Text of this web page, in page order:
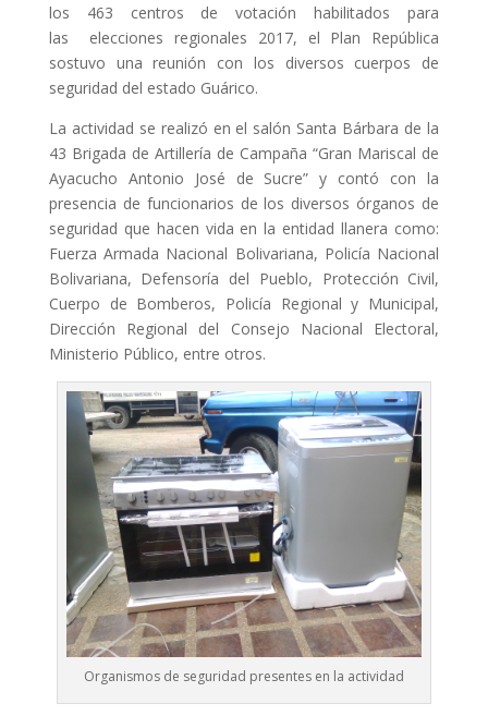
los 463 centros de votación habilitados para
las elecciones regionales 2017, el Plan República
sostuvo una reunión con los diversos cuerpos de
seguridad del estado Guárico.
La actividad se realizó en el salón Santa Bárbara de la
43 Brigada de Artillería de Campaña “Gran Mariscal de
Ayacucho Antonio José de Sucre” y contó con la
presencia de funcionarios de los diversos órganos de
seguridad que hacen vida en la entidad llanera como:
Fuerza Armada Nacional Bolivariana, Policía Nacional
Bolivariana, Defensoría del Pueblo, Protección Civil,
Cuerpo de Bomberos, Policía Regional y Municipal,
Dirección Regional del Consejo Nacional Electoral,
Ministerio Público, entre otros.
Organismos de seguridad presentes en la actividad